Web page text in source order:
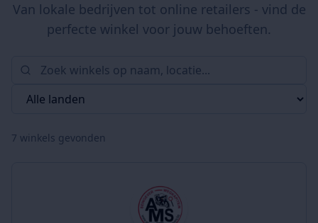
Van lokale bedrijven tot online retailers - vind de
perfecte winkel voor jouw behoeften.
7 winkels gevonden